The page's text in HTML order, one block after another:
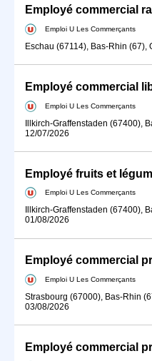
Employé commercial
Emploi U Les Commerçants
Eschau (67114), Bas-Rhin (67),
Employé commercial
Emploi U Les Commerçants
Illkirch-Graffenstaden (67400),
12/07/2026
Employé fruits et
Emploi U Les Commerçants
Illkirch-Graffenstaden (67400),
01/08/2026
Emploi U Les Commerçants
Strasbourg (67000), Bas-Rhin
03/08/2026